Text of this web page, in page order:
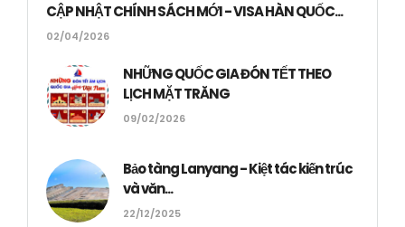
CẬP NHẬT CHÍNH SÁCH MỚI - VISA HÀN QUỐC...
02/04/2026
NHỮNG QUỐC GIA ĐÓN TẾT THEO
LỊCH MẶT TRĂNG
09/02/2026
Bảo tàng Lanyang - Kiệt tác kiến trúc
và văn...
22/12/2025